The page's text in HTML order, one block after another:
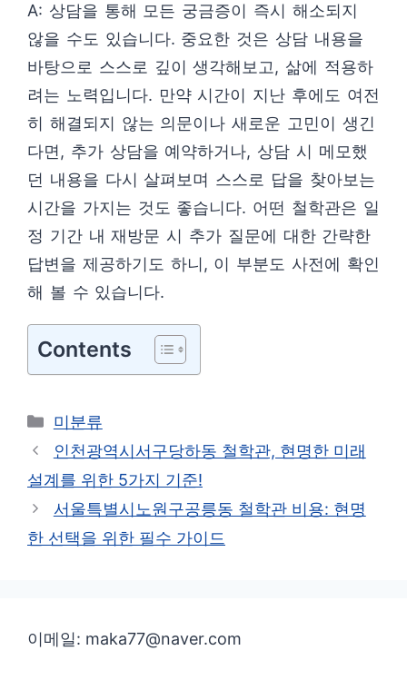
A: 상담을 통해 모든 궁금증이 즉시 해소되지
않을 수도 있습니다. 중요한 것은 상담 내용을
바탕으로 스스로 깊이 생각해보고, 삶에 적용하
려는 노력입니다. 만약 시간이 지난 후에도 여전
히 해결되지 않는 의문이나 새로운 고민이 생긴
다면, 추가 상담을 예약하거나, 상담 시 메모했
던 내용을 다시 살펴보며 스스로 답을 찾아보는
시간을 가지는 것도 좋습니다. 어떤 철학관은 일
정 기간 내 재방문 시 추가 질문에 대한 간략한
답변을 제공하기도 하니, 이 부분도 사전에 확인
해 볼 수 있습니다.
Contents
카
테
리
미분류
인천광역시서구당하동 철학관, 현명한 미래
설계를 위한 5가지 기준!
서울특별시노원구공릉동 철학관 비용: 현명
한 선택을 위한 필수 가이드
이메일: maka77@naver.com